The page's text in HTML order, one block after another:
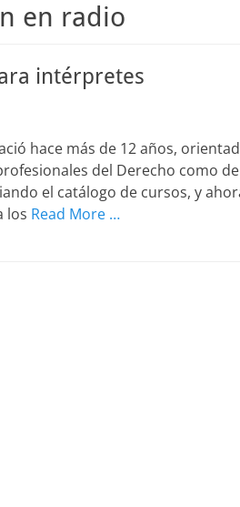
en radio
intérpretes
hace más de 12 años,
del Derecho como
el catálogo de cursos, y
los Read More …